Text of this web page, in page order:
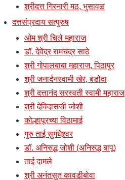
श्रीदत्त गिरनारी मठ, भुसावळ
दत्तसंप्रदाय सत्पुरुष
ओम श्री चिले महाराज
डॉ. देवेंद्र रामचंद्र साठे
श्री गोपालबाबा महाराज, पिठापुर
श्री जनार्दनस्वामी खेर, बडोदा
श्री दत्तानंद सरस्वती स्वामी महाराज
श्री देविदासजी जोशी
कोल्हापूरच्या विठामाई
गुरु ताई सुगंधेश्र्वर
डॉ. अनिरुद्ध जोशी (अनिरुद्ध बापू)
ताई दामले
श्री अनंतसुत कावडीबोवा